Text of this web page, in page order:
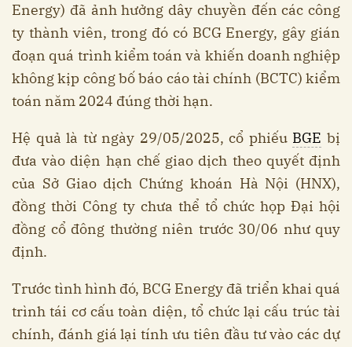
Energy) đã ảnh hưởng dây chuyền đến các công
ty thành viên, trong đó có BCG Energy, gây gián
đoạn quá trình kiểm toán và khiến doanh nghiệp
không kịp công bố báo cáo tài chính (BCTC) kiểm
toán năm 2024 đúng thời hạn.
Hệ quả là từ ngày 29/05/2025, cổ phiếu BGE bị
đưa vào diện hạn chế giao dịch theo quyết định
của Sở Giao dịch Chứng khoán Hà Nội (HNX),
đồng thời Công ty chưa thể tổ chức họp Đại hội
đồng cổ đông thường niên trước 30/06 như quy
định.
Trước tình hình đó, BCG Energy đã triển khai quá
trình tái cơ cấu toàn diện, tổ chức lại cấu trúc tài
chính, đánh giá lại tính ưu tiên đầu tư vào các dự